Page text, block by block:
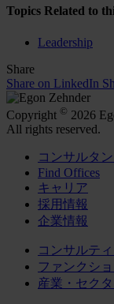
Topics Related to
Leadership
Share
Share on LinkedIn
Copyright © 2026
All rights reserved.
コンサルタン
Find Offices
キャリア
採用情報
企業情報
コンサルテ
ファンクシ
産業・セク